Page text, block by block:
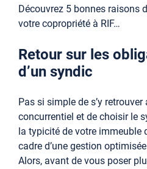
Découvrez 5 bonnes raisons
votre copropriété à RIF…
Retour sur les
d’un syndic
Pas si simple de s’y
concurrentiel et de choisir le
la typicité de votre immeuble
cadre d’une gestion
Alors, avant de vous poser